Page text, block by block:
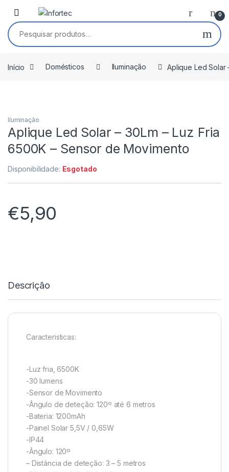
Saltar para navegação
Pular para o conteúdo
0
Pesquisar por:
Início Domésticos Iluminação Aplique Led Solar
Iluminação
Aplique Led Solar – 30Lm – Luz Fria
6500K – Sensor de Movimento
Disponibilidade: Esgotado
€5,90
Descrição
Caracteristicas:
-Luz fria, 6500K
-30 lumens
-Sensor de Movimento
-Ângulo de deteção: 120º até 6 metros
-Bateria: 1200mAh
-Painel Solar 5,5V / 0,65W
-IP44
-Ângulo: 120º
– Distância de deteção: 3 – 5 metros